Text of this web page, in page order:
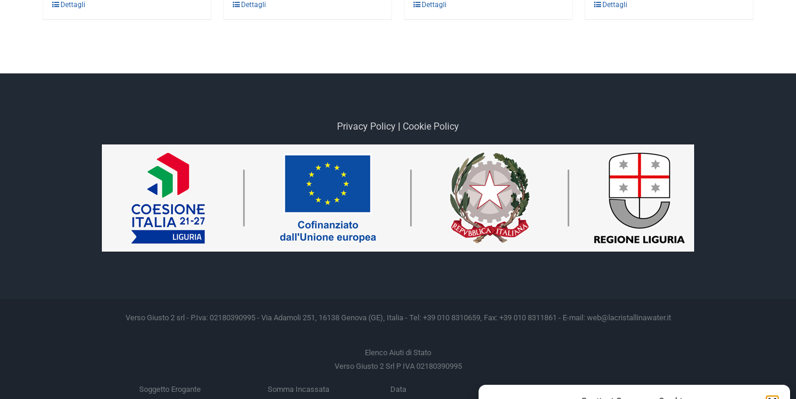
Dettagli Dettagli Dettagli Dettagli
Privacy Policy | Cookie Policy
Verso Giusto 2 srl - P.Iva: 02180390995 - Via Adamoli 251, 16138 Genova (GE), Italia - Tel: +39 010 8310659, Fax: +39 010 8311861 - E-mail: web@lacristallinawater.it
Elenco Aiuti di Stato
Verso Giusto 2 Srl P IVA 02180390995
Soggetto Erogante Somma Incassata Data